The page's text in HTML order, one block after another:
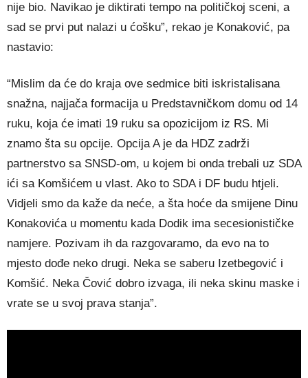
nije bio. Navikao je diktirati tempo na političkoj sceni, a
sad se prvi put nalazi u ćošku”, rekao je Konaković, pa
nastavio:
“Mislim da će do kraja ove sedmice biti iskristalisana
snažna, najjača formacija u Predstavničkom domu od 14
ruku, koja će imati 19 ruku sa opozicijom iz RS. Mi
znamo šta su opcije. Opcija A je da HDZ zadrži
partnerstvo sa SNSD-om, u kojem bi onda trebali uz SDA
ići sa Komšićem u vlast. Ako to SDA i DF budu htjeli.
Vidjeli smo da kaže da neće, a šta hoće da smijene Dinu
Konakovića u momentu kada Dodik ima secesionističke
namjere. Pozivam ih da razgovaramo, da evo na to
mjesto dođe neko drugi. Neka se saberu Izetbegović i
Komšić. Neka Čović dobro izvaga, ili neka skinu maske i
vrate se u svoj prava stanja”.